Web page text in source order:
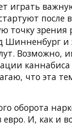
играть
после
точку зрения
Шинненбург и
Возможно,
что эта
оборота
И, как и